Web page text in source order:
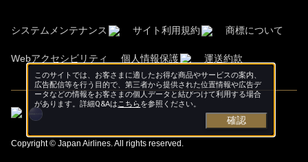
システムメンテナンス サイト利用規約 商標について
Webアクセシビリティ 個人情報保護 運送約款
Copyright © Japan Airlines. All rights reserved.
このサイトでは、お客さまに適したお得な商品やサービスの案内、
広告配信等を行う目的で、第三者から提供された位置情報や広告デ
ータなどの情報をお客さまの個人データと結びつけて利用する場合
があります。詳細Q&Aはこちらを参照ください。
確認